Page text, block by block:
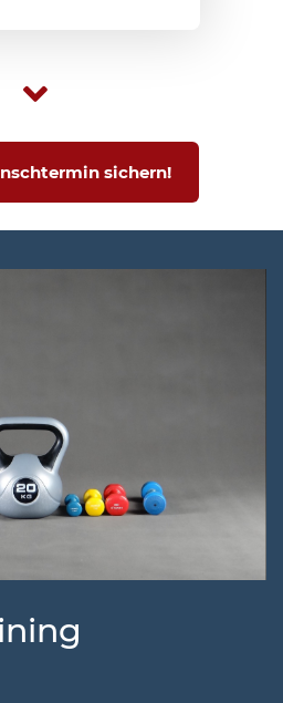
sichern!